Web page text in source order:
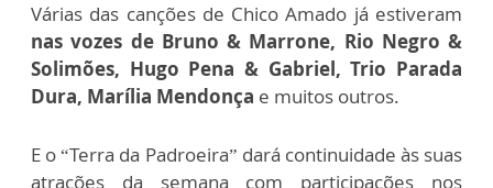
Várias das canções de Chico Amado já estiveram
nas vozes de Bruno & Marrone, Rio Negro &
Solimões, Hugo Pena & Gabriel, Trio Parada
Dura, Marília Mendonça e muitos outros.
E o “Terra da Padroeira” dará continuidade às suas
atrações da semana com participações nos